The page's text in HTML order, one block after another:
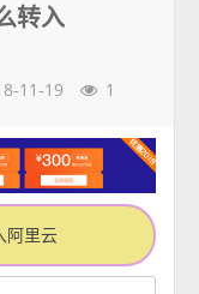
转入
11-19 1
阿里云